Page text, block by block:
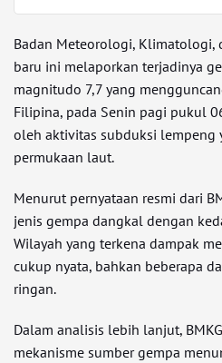
Badan Meteorologi, Klimatologi,
baru ini melaporkan terjadinya
magnitudo 7,7 yang
Filipina, pada Senin pagi pukul
oleh aktivitas subduksi lempeng
permukaan laut.
Menurut pernyataan resmi dari
jenis gempa dangkal dengan
Wilayah yang terkena dampak
cukup nyata, bahkan beberapa
ringan.
Dalam analisis lebih lanjut,
mekanisme sumber gempa